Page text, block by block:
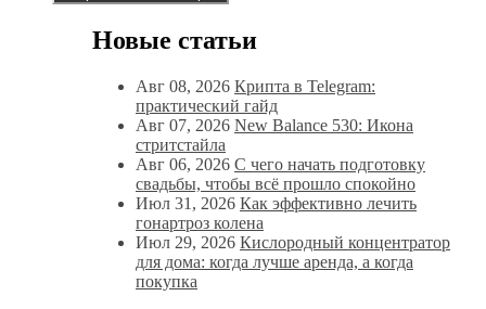
Новые статьи
Авг 08, 2026 Крипта в Telegram:
практический гайд
Авг 07, 2026 New Balance 530: Икона
стритстайла
Авг 06, 2026 С чего начать подготовку
свадьбы, чтобы всё прошло спокойно
Июл 31, 2026 Как эффективно лечить
гонартроз колена
Июл 29, 2026 Кислородный концентратор
для дома: когда лучше аренда, а когда
покупка